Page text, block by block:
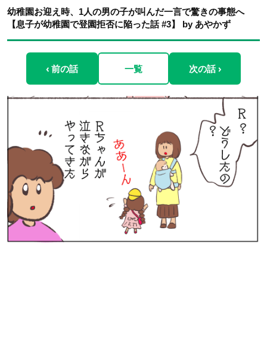
幼稚園お迎え時、1人の男の子が叫んだ一言で驚きの事態へ
【息子が幼稚園で登園拒否に陥った話 #3】 by あやかず
‹ 前の話 一覧 次の話 ›